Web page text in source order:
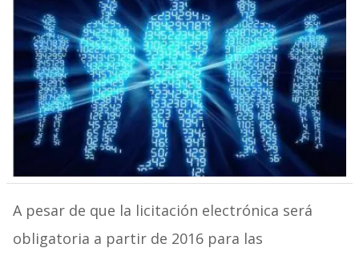
A pesar de que la licitación electrónica será
obligatoria a partir de 2016 para las